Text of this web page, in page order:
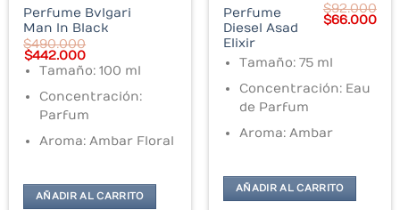
Perfume Bvlgari
Man In Black
$490.000
Original
price
was:
$490.000.
$442.000Current
price
is:
$442.000.
Tamaño: 100 ml
Concentración:
Parfum
Aroma: Ambar Floral
AÑADIR AL CARRITO
Perfume
Diesel Asad
Elixir
$92.000
Original
$66.000
Tamaño: 75 ml
Concentración: Eau
de Parfum
Aroma: Ambar
AÑADIR AL CARRITO